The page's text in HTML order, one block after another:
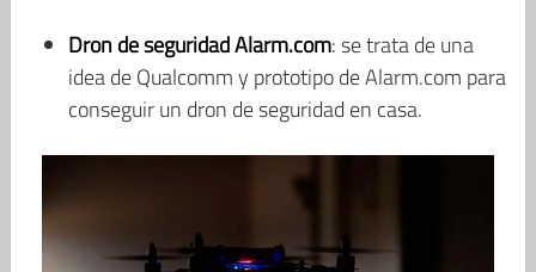
Dron de seguridad Alarm.com: se trata de una
idea de Qualcomm y prototipo de Alarm.com para
conseguir un dron de seguridad en casa.